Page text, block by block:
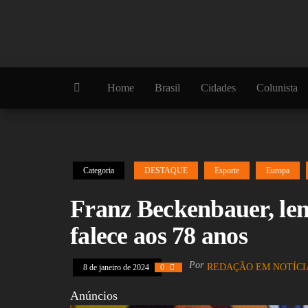
content
Home Brasil Cidades Colunista
Categoria DESTAQUE Esporte Europa
Franz Beckenbauer,
falece aos 78 anos
8 de janeiro de 2024 0 Por REDAÇÃO EM
Anúncios